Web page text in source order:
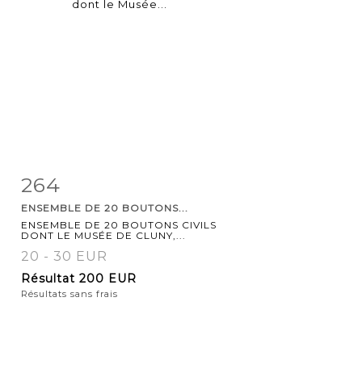
Fiche
264
ENSEMBLE DE 20 BOUTONS...
ENSEMBLE DE 20 BOUTONS CIVILS
DONT LE MUSÉE DE CLUNY,...
20 - 30 EUR
Résultat 200 EUR
Résultats sans frais